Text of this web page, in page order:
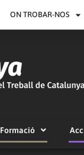
ON TROBAR-NOS
Formació